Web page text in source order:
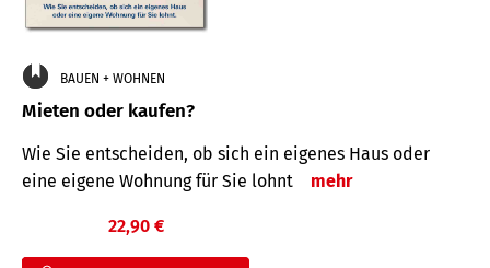
BAUEN + WOHNEN
Mieten oder kaufen?
Wie Sie entscheiden, ob sich ein eigenes Haus oder
eine eigene Wohnung für Sie lohnt
mehr
22,90 €